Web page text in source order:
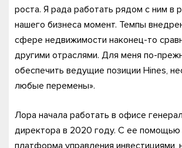
роста. Я рада работать рядом с ним в
нашего бизнеса момент. Темпы
сфере недвижимости наконец-то
другими отраслями. Для меня по-
обеспечить ведущие позиции Hines,
любые перемены».
Лора начала работать в офисе
директора в 2020 году. С ее помощью